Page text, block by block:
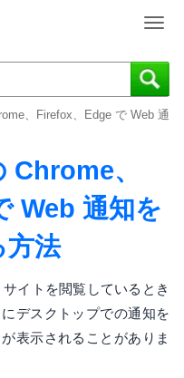
T
g
g
e
i
g
n
、Firefox、Edge で Web 通
、
Web 通知を
方法
イトを閲覧しているとき
デスクトップでの通知を
表示されることがありま